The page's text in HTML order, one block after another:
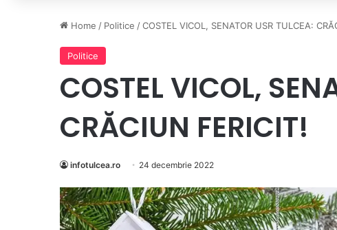
Home / Politice /COSTEL VICOL, SENATOR USR TULCEA:
Politice
COSTEL VICOL,
CRĂCIUN FERICIT!
infotulcea.ro 24 decembrie 2022